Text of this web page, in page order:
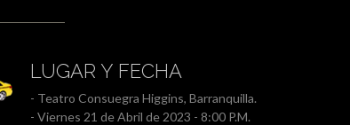
LUGAR Y FECHA
- Teatro Consuegra Higgins, Barranquilla.
- Viernes 21 de Abril de 2023 - 8:00 P.M.